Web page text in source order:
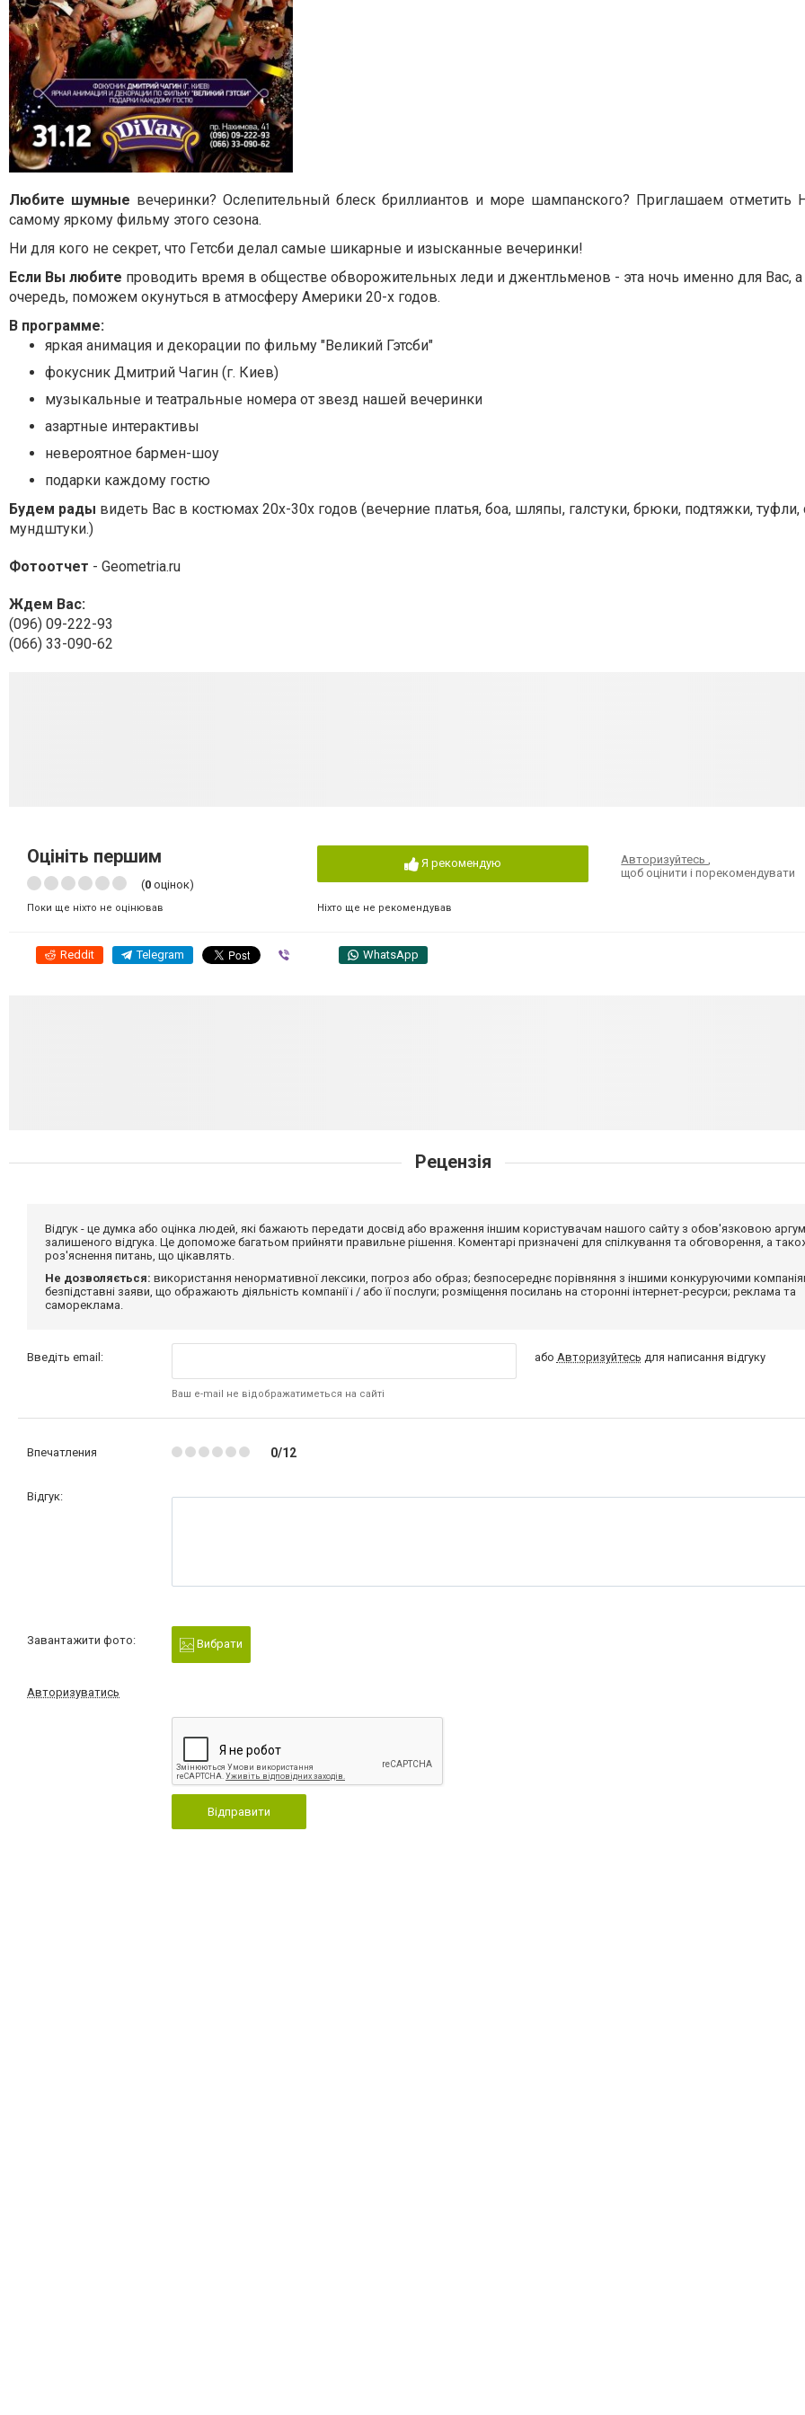
Любите шумные вечеринки? Ослепительный блеск бриллиантов и море шампанского? Приглашаем отметить
самому яркому фильму этого сезона.
Ни для кого не секрет, что Гетсби делал самые шикарные и изысканные вечеринки!
Если Вы любите проводить время в обществе обворожительных леди и джентльменов - эта ночь именно для Вас,
очередь, поможем окунуться в атмосферу Америки 20-х годов.
В программе:
яркая анимация и декорации по фильму "Великий Гэтсби"
фокусник Дмитрий Чагин (г. Киев)
музыкальные и театральные номера от звезд нашей вечеринки
азартные интерактивы
невероятное бармен-шоу
подарки каждому гостю
Будем рады видеть Вас в костюмах 20х-30х годов (вечерние платья, боа, шляпы, галстуки, брюки, подтяжки, туфли,
мундштуки.)
Фотоотчет - Geometria.ru
Ждем Вас:
(096) 09-222-93
(066) 33-090-62
Оцініть першим
(0 оцінок)
Поки ще ніхто не оцінював
Я рекомендую
Ніхто ще не рекомендував
Авторизуйтесь,
щоб оцінити і порекомендувати
Reddit Telegram WhatsApp
Рецензія
Відгук - це думка або оцінка людей, які бажають передати досвід або враження іншим користувачам нашого сайту з обов'язковою
залишеного відгука. Це допоможе багатьом прийняти правильне рішення. Коментарі призначені для спілкування та обговорення, а
роз'яснення питань, що цікавлять.
Не дозволяється: використання ненормативної лексики, погроз або образ; безпосереднє порівняння з іншими конкуруючими
безпідставні заяви, що ображають діяльність компанії і / або її послуги; розміщення посилань на сторонні інтернет-ресурси; реклама та
самореклама.
Введіть email:
Ваш e-mail не відображатиметься на сайті
або Авторизуйтесь для написання відгуку
Впечатления 0/12
Відгук:
Завантажити фото: Вибрати
Авторизуватись
Відправити